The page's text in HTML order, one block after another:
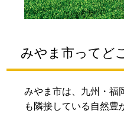
みやま市ってど
みやま市は、九州・福
も隣接している自然豊